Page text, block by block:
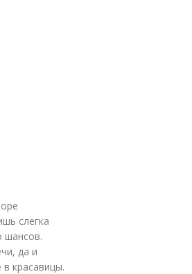
слегка
шансов.
да и
красавицы.